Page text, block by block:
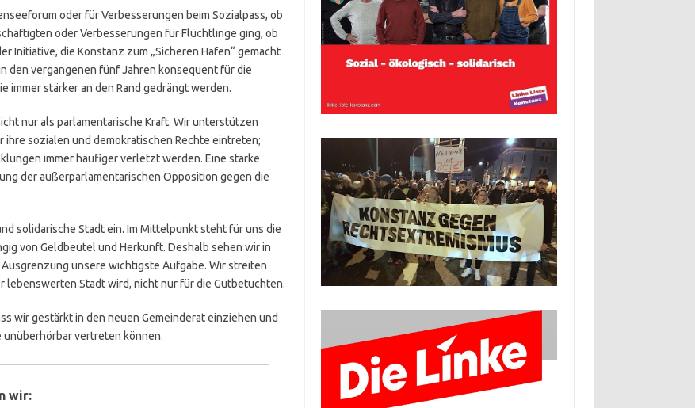
oder für Verbesserungen beim Sozialpass, ob
oder Verbesserungen für Flüchtlinge ging, ob
Initiative, die Konstanz zum „Sicheren Hafen“ gemacht
den vergangenen fünf Jahren konsequent für die
stärker an den Rand gedrängt werden.
nur als parlamentarische Kraft. Wir unterstützen
sozialen und demokratischen Rechte eintreten;
immer häufiger verletzt werden. Eine starke
der außerparlamentarischen Opposition gegen die
solidarische Stadt ein. Im Mittelpunkt steht für uns die
von Geldbeutel und Herkunft. Deshalb sehen wir in
unsere wichtigste Aufgabe. Wir streiten
lebenswerten Stadt wird, nicht nur für die Gutbetuchten.
wir gestärkt in den neuen Gemeinderat einziehen und
vertreten können.
wir: